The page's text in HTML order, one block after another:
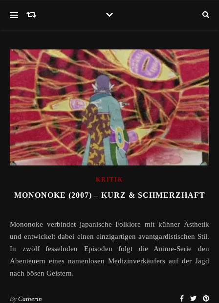
KRITIK
MONONOKE (2007) – KURZ & SCHMERZHAFT
Mononoke verbindet japanische Folklore mit kühner Ästhetik
und entwickelt dabei einen einzigartigen avantgardistischen Stil.
In zwölf fesselnden Episoden folgt die Anime-Serie den
Abenteuern eines namenlosen Medizinverkäufers auf der Jagd
nach bösen Geistern.
By Catherin